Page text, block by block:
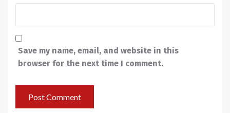
Save my name, email, and website in this
browser for the next time I comment.